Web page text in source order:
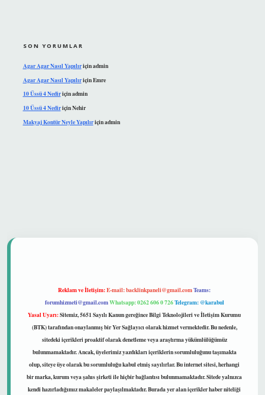
SON YORUMLAR
Agar Agar Nasıl Yapılıriçinadmin
Agar Agar Nasıl YapılıriçinEmre
10 Üssü 4 Nediriçinadmin
10 Üssü 4 NediriçinNehir
Makyaj Kontür Neyle Yapılıriçinadmin
Reklam ve İletişim:E-mail:backlinkpaneli@gmail.comTeams:
forumhizmeti@gmail.comWhatsapp: 0262 606 0 726Telegram: @karabul
Yasal Uyarı:Sitemiz, 5651 Sayılı Kanun gereğince Bilgi Teknolojileri ve İletişim Kurumu
(BTK) tarafından onaylanmış bir Yer Sağlayıcı olarak hizmet vermektedir. Bu nedenle,
sitedeki içerikleri proaktif olarak denetleme veya araştırma yükümlülüğümüz
bulunmamaktadır. Ancak, üyelerimiz yazdıkları içeriklerin sorumluluğunu taşımakta
olup, siteye üye olarak bu sorumluluğu kabul etmiş sayılırlar. Bu internet sitesi, herhangi
bir marka, kurum veya şahıs şirketi ile hiçbir bağlantısı bulunmamaktadır. Sitede yalnızca
kendi hazırladığımız makaleler paylaşılmaktadır. Burada yer alan içerikler haber niteliği